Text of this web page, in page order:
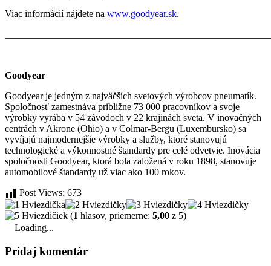
Viac informácií nájdete na www.goodyear.sk.
Goodyear
Goodyear je jedným z najväčších svetových výrobcov pneumatík.
Spoločnosť zamestnáva približne 73 000 pracovníkov a svoje
výrobky vyrába v 54 závodoch v 22 krajinách sveta. V inovačných
centrách v Akrone (Ohio) a v Colmar-Bergu (Luxembursko) sa
vyvíjajú najmodernejšie výrobky a služby, ktoré stanovujú
technologické a výkonnostné štandardy pre celé odvetvie. Inovácia
spoločnosti Goodyear, ktorá bola založená v roku 1898, stanovuje
automobilové štandardy už viac ako 100 rokov.
Post Views: 673
(1 hlasov, priemerne: 5,00 z 5)
Loading...
Pridaj komentár